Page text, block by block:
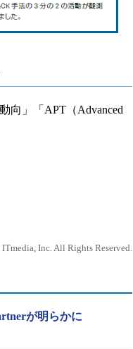
向」「APT（Advanced
Inc. All Rights Reserved.
が明らかに